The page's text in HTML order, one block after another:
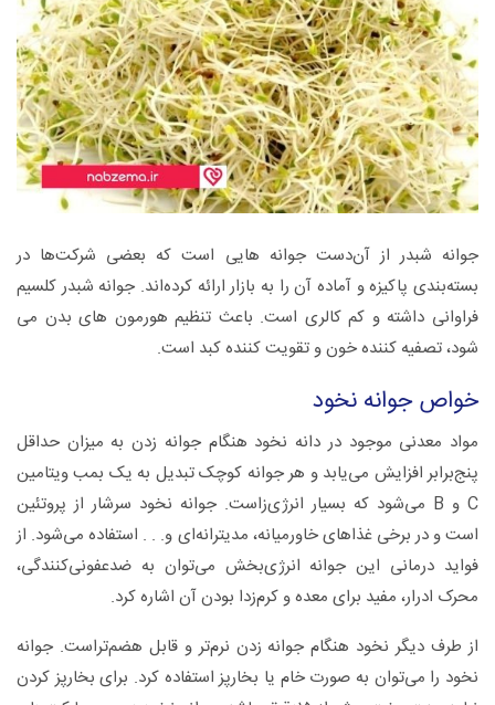
جوانه شبدر از آن‌دست جوانه‌ هایی است که بعضی شرکت‌ها در
بسته‌بندی پاکیزه و آماده آن را به بازار ارائه کرده‌اند. جوانه شبدر کلسیم
فراوانی داشته و کم کالری است. باعث تنظیم هورمون های بدن می
شود، تصفیه کننده خون و تقویت کننده کبد است.
خواص جوانه نخود
مواد معدنی موجود در دانه نخود هنگام جوانه زدن به میزان حداقل
پنج‌برابر افزایش می‌یابد و هر جوانه کوچک تبدیل به یک بمب ویتامین
C و B می‌شود که بسیار انرژی‌زاست. جوانه نخود سرشار از پروتئین
است و در برخی غذاهای خاورمیانه، مدیترانه‌ای و. . . استفاده می‌شود. از
فواید درمانی این جوانه انرژی‌بخش می‌توان به ضدعفونی‌کنندگی،
محرک ادرار، مفید برای معده و کرم‌زدا بودن آن اشاره کرد.
از طرف دیگر نخود هنگام جوانه زدن نرم‌تر و قابل هضم‌تراست. جوانه
نخود را می‌توان به صورت خام یا بخارپز استفاده کرد. برای بخارپز کردن